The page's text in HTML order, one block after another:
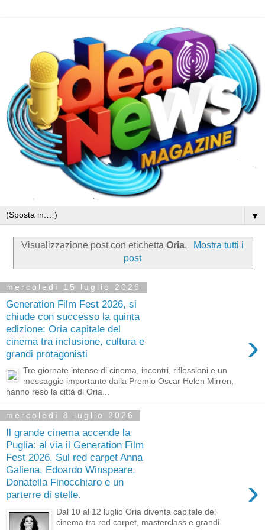
▼
Visualizzazione post con etichettaOria.
Mostra tutti i
post
mercoledì 15 luglio 2026
Generation Film Fest 2026, si
chiude con successo la quinta
edizione: Oria capitale del
cinema tra inclusione, cultura e
grandi protagonisti
›
Tre giornate intense di cinema, incontri, riflessioni e un
messaggio importante dalla Premio Oscar Helen Mirren,
hanno reso la città di Oria...
mercoledì 8 luglio 2026
Il grande cinema accende la
Puglia: al via il Generation Film
Fest 2026. Sul red carpet Anna
Galiena, Edoardo Winspeare,
Donatella Finocchiaro e un
parterre di stelle.
›
Dal 10 al 12 luglio Oria diventa capitale del
cinema tra red carpet, masterclass e grandi